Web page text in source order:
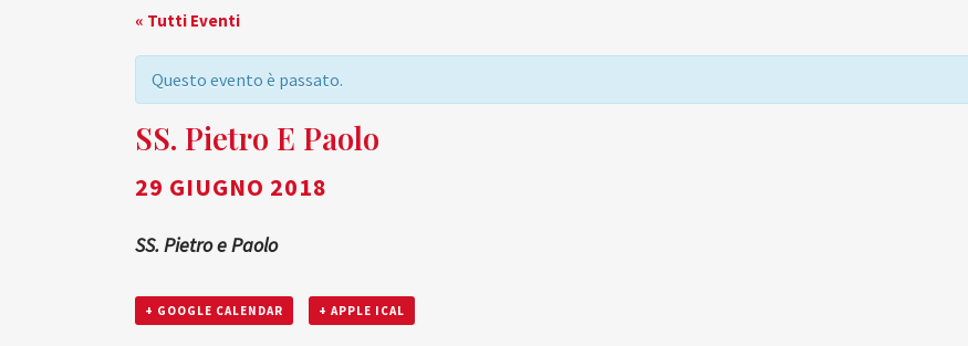
« Tutti Eventi
Questo evento è passato.
SS. Pietro E Paolo
29 GIUGNO 2018
SS. Pietro e Paolo
+ GOOGLE CALENDAR + APPLE ICAL